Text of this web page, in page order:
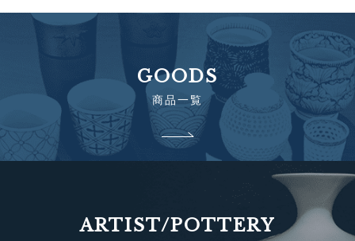
GOODS
商品一覧
ARTIST/POTTERY